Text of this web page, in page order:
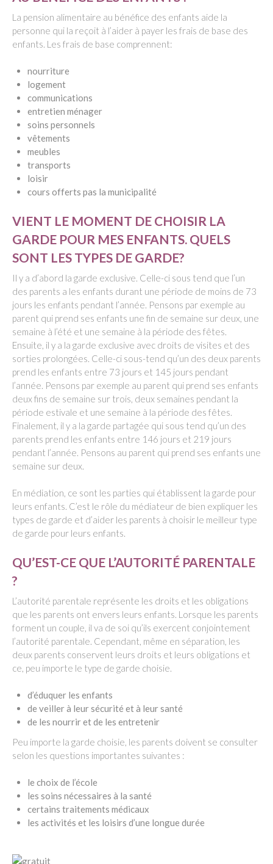
La pension alimentaire au bénéfice des enfants aide la
personne qui la reçoit à l’aider à payer les frais de base des
enfants. Les frais de base comprennent:
nourriture
logement
communications
entretien ménager
soins personnels
vêtements
meubles
transports
loisir
cours offerts pas la municipalité
VIENT LE MOMENT DE CHOISIR LA
GARDE POUR MES ENFANTS. QUELS
SONT LES TYPES DE GARDE?
Il y a d’abord la garde exclusive. Celle-ci sous tend que l’un
des parents a les enfants durant une période de moins de 73
jours les enfants pendant l’année. Pensons par exemple au
parent qui prend ses enfants une fin de semaine sur deux, une
semaine à l’été et une semaine à la période des fêtes.
Ensuite, il y a la garde exclusive avec droits de visites et des
sorties prolongées. Celle-ci sous-tend qu’un des deux parents
prend les enfants entre 73 jours et 145 jours pendant
l’année. Pensons par exemple au parent qui prend ses enfants
deux fins de semaine sur trois, deux semaines pendant la
période estivale et une semaine à la période des fêtes.
Finalement, il y a la garde partagée qui sous tend qu’un des
parents prend les enfants entre 146 jours et 219 jours
pendant l’année. Pensons au parent qui prend ses enfants une
semaine sur deux.
En médiation, ce sont les parties qui établissent la garde pour
leurs enfants. C’est le rôle du médiateur de bien expliquer les
types de garde et d’aider les parents à choisir le meilleur type
de garde pour leurs enfants.
QU’EST-CE QUE L’AUTORITÉ PARENTALE
?
L’autorité parentale représente les droits et les obligations
que les parents ont envers leurs enfants. Lorsque les parents
forment un couple, il va de soi qu’ils exercent conjointement
l’autorité parentale. Cependant, même en séparation, les
deux parents conservent leurs droits et leurs obligations et
ce, peu importe le type de garde choisie.
d’éduquer les enfants
de veiller à leur sécurité et à leur santé
de les nourrir et de les entretenir
Peu importe la garde choisie, les parents doivent se consulter
selon les questions importantes suivantes :
le choix de l’école
les soins nécessaires à la santé
certains traitements médicaux
les activités et les loisirs d’une longue durée